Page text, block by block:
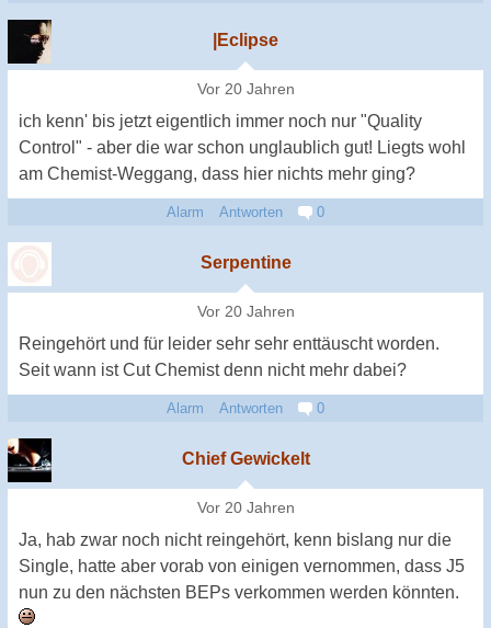
|Eclipse
Vor 20 Jahren
ich kenn' bis jetzt eigentlich immer noch nur "Quality
Control" - aber die war schon unglaublich gut! Liegts wohl
am Chemist-Weggang, dass hier nichts mehr ging?
Alarm Antworten 0
Serpentine
Vor 20 Jahren
Reingehört und für leider sehr sehr enttäuscht worden.
Seit wann ist Cut Chemist denn nicht mehr dabei?
Alarm Antworten 0
Chief Gewickelt
Vor 20 Jahren
Ja, hab zwar noch nicht reingehört, kenn bislang nur die
Single, hatte aber vorab von einigen vernommen, dass J5
nun zu den nächsten BEPs verkommen werden könnten.